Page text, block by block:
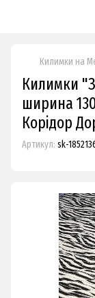
Килимки на
Килимки
ширина
Корідор
Артикул: sk-